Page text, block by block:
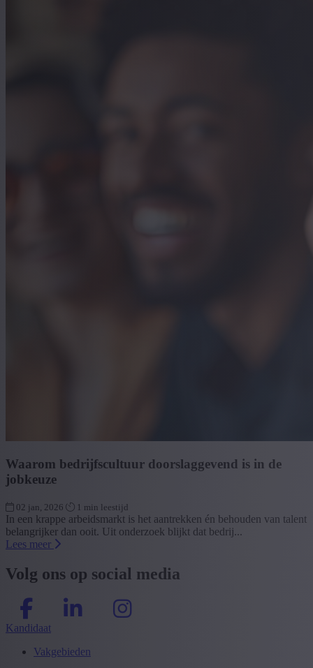
Waarom bedrijfscultuur doorslaggevend is in de
jobkeuze
02 jan, 2026 1 min leestijd
In een krappe arbeidsmarkt is het aantrekken én behouden van talent
belangrijker dan ooit. Uit onderzoek blijkt dat bedrij...
Lees meer
Volg ons op social media
Kandidaat
Vakgebieden